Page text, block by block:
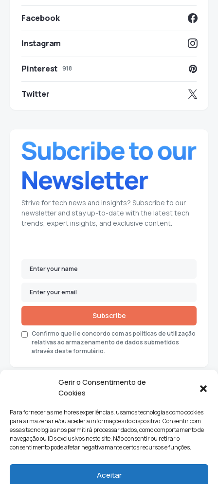
Gerir o Consentimento de
Cookies
Para fornecer as melhores experiências, usamos tecnologias como cookies
para armazenar e/ou aceder a informações do dispositivo. Consentir com
essas tecnologias nos permitirá processar dados, como comportamento de
navegação ou IDs exclusivos neste site. Não consentir ou retirar o
consentimento pode afetar negativamante certos recursos e funções.
Aceitar
Facebook
Instagram
Pinterest 918
Twitter
Strive for tech news and insights? Subscribe to our
newsletter and stay up-to-date with the latest tech
trends, expert insights, and exclusive content.
Subscribe
Confirmo que li e concordo com as políticas de utilização
relativas ao armazenamento de dados submetidos
através deste formulário.
Ciências e Tecnologia